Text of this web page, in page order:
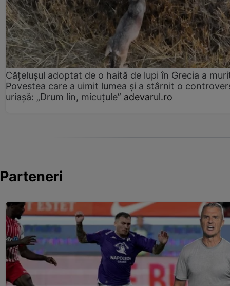
Cățelușul adoptat de o haită de lupi în Grecia a
Povestea care a uimit lumea și a stârnit o
uriașă: „Drum lin, micuțule” adevarul.ro
Parteneri